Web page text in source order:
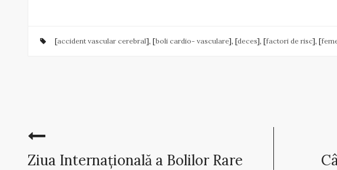
[accident vascular cerebral], [boli cardio- vasculare], [deces], [factori de risc], [
Ziua Internațională a Bolilor Rare